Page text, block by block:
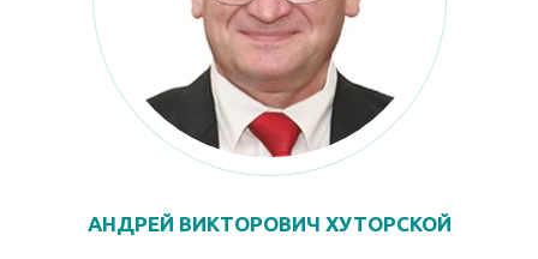
АНДРЕЙ ВИКТОРОВИЧ ХУТОРСКОЙ